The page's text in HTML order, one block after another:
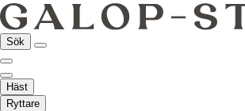
Sök
Häst
Ryttare